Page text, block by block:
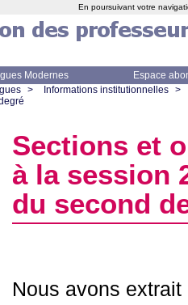
Modernes
Espace
> Informations institutionnelles >
Sections et
à la session
du second
Nous avons
En poursuivant votre